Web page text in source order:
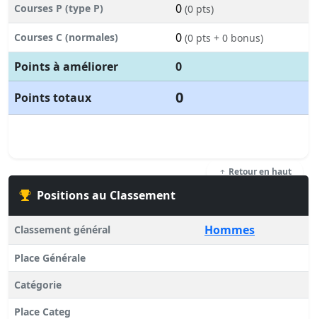
Courses P (type P) 0 (0 pts)
Courses C (normales) 0 (0 pts + 0 bonus)
Points à améliorer
0
Points totaux
0
Retour en haut
Positions au Classement
Classement général Hommes
Place Générale
Catégorie
Place Categ